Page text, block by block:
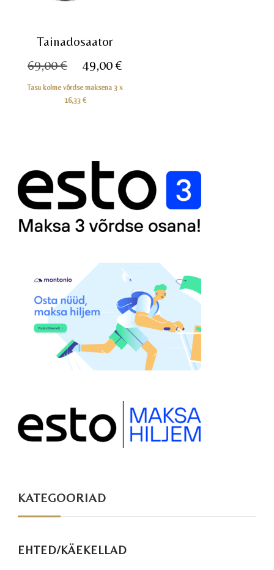
Tainadosaator
69,00€
Algne
hind
oli:
49,00€
Tasu kolme võrdse maksena 3 x
16,33 €
KATEGOORIAD
EHTED/KÄEKELLAD